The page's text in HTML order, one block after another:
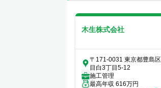
木生株式会社
〒171-0031 東京都豊島区
目白3丁目5-12
施工管理
最高年収 616万円